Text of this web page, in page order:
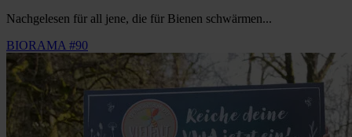
Nachgelesen für all jene, die für Bienen schwärmen...
BIORAMA #90